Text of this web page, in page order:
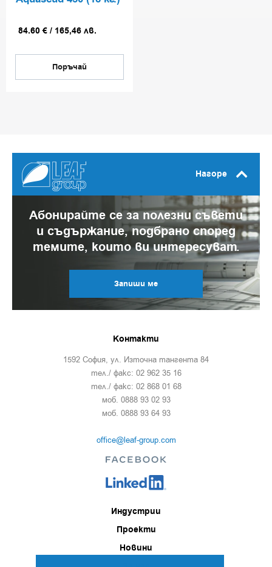
84.60 € / 165,46 лв.
Поръчай
Нагоре
Абонирайте се за полезни съвети
и съдържание, подбрано според
темите, които ви интересуват.
Запиши ме
Контакти
1592 София, ул. Източна тангента 84
тел./ факс: 02 962 35 16
тел./ факс: 02 868 01 68
моб. 0888 93 02 93
моб. 0888 93 64 93
office@leaf-group.com
Индустрии
Проекти
Новини